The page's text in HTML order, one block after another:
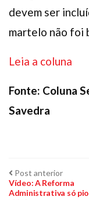
devem ser
martelo não foi
Leia a coluna
Fonte: Coluna
Savedra
Navegação
Post anteriorPost
anterior:
Vídeo: A Reforma
Administrativa só